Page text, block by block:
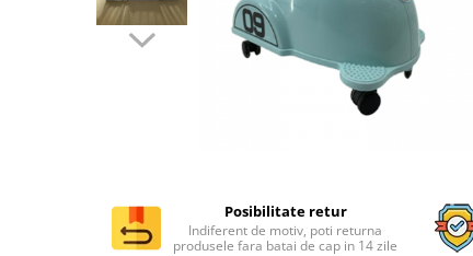
Facebook
Posibilitate retur
Indiferent de motiv, poti returna
produsele fara batai de cap in 14 zile